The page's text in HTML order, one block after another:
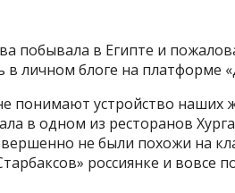
побывала в Египте и
личном блоге на платформе
понимают устройство наших
в одном из ресторанов
не были похожи на
россиянке и вовсе